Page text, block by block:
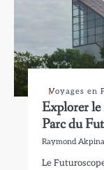
Voyages en
Explorer
Parc du
Raymond
Le